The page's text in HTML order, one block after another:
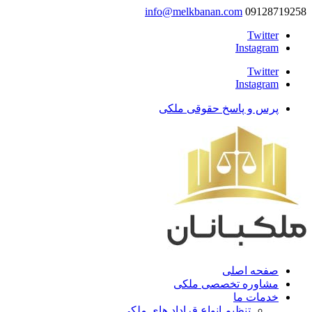
09128719258
info@melkbanan.com
Twitter
Instagram
Twitter
Instagram
پرس و پاسخ حقوقی ملکی
صفحه اصلی
مشاوره تخصصی ملکی
خدمات ما